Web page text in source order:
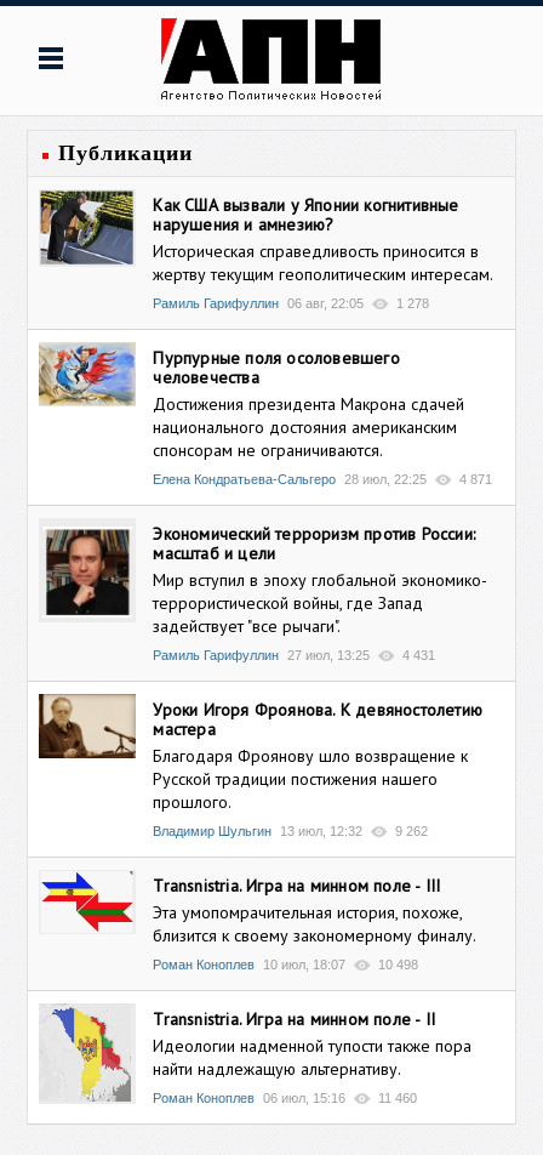
Публикации
Как США вызвали у Японии когнитивные
нарушения и амнезию?
Историческая справедливость приносится в
жертву текущим геополитическим интересам.
Рамиль Гарифуллин 06 авг, 22:05 1 278
Пурпурные поля осоловевшего
человечества
Достижения президента Макрона сдачей
национального достояния американским
спонсорам не ограничиваются.
Елена Кондратьева-Сальгеро 28 июл, 22:25 4 871
Экономический терроризм против России:
масштаб и цели
Мир вступил в эпоху глобальной экономико-
террористической войны, где Запад
задействует "все рычаги".
Рамиль Гарифуллин 27 июл, 13:25 4 431
Уроки Игоря Фроянова. К девяностолетию
мастера
Благодаря Фроянову шло возвращение к
Русской традиции постижения нашего
прошлого.
Владимир Шульгин 13 июл, 12:32 9 262
Transnistria. Игра на минном поле - III
Эта умопомрачительная история, похоже,
близится к своему закономерному финалу.
Роман Коноплев 10 июл, 18:07 10 498
Transnistria. Игра на минном поле - II
Идеологии надменной тупости также пора
найти надлежащую альтернативу.
Роман Коноплев 06 июл, 15:16 11 460